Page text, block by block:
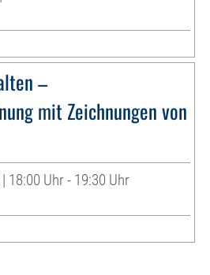
–
mit Zeichnungen von
18:00 Uhr - 19:30 Uhr